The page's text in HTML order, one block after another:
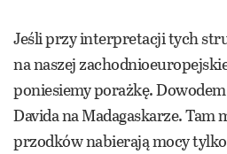
Jeśli przy interpretacji tych
na naszej
poniesiemy porażkę.
Davida na Madagaskarze. Tam
przodków nabierają mocy